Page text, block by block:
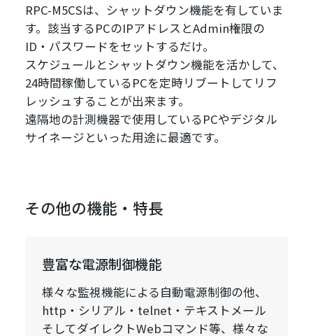
RPC-M5CSは、シャットダウン機能を有していま
す。該当するPCのIPアドレスとAdmin権限の
ID・パスワードをセットするだけ。
スケジュールとシャットダウン機能を活かして、
24時間稼働しているPCを定時リブートしてリフ
レッシュすることが出来ます。
遠隔地の計測機器で使用しているPCやデジタル
サイネージといった用途に最適です。
その他の機能・特長
豊富な電源制御機能
様々な監視機能による自動電源制御の他、
http・シリアル・telnet・テキストメール
そしてダイレクトWebコマンド等、様々な